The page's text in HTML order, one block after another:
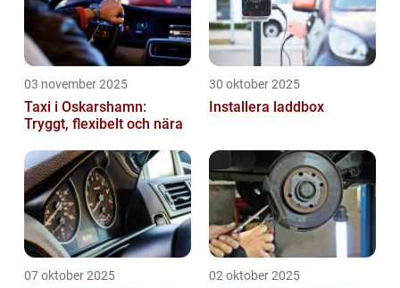
03 november 2025
Taxi i Oskarshamn:
Tryggt, flexibelt och nära
30 oktober 2025
Installera laddbox
07 oktober 2025 02 oktober 2025